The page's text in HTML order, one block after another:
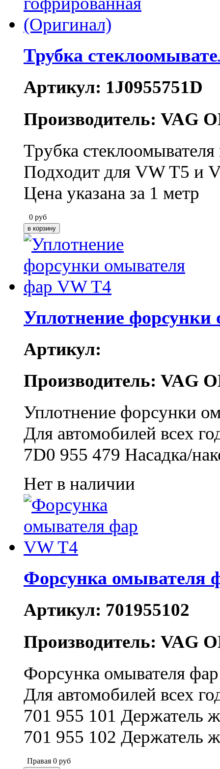
Трубка
Артикул: 1J0955751D
Производитель: VAG
Трубка
Подходит для VW T5 и
Цена указана за 1 метр
0 руб
Уплотнение
Артикул:
Производитель: VAG
Уплотнение форсунки
Для автомобилей всех
7D0 955 479 Насадка/
Нет в наличии
Форсунка омывателя
Артикул: 701955102
Производитель: VAG
Форсунка омывателя
Для автомобилей всех
701 955 101 Держатель
701 955 102 Держатель
Правая 0 руб